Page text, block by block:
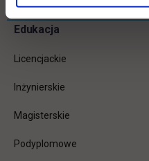
Pomiń
Informacje w stopce
Edukacja
Licencjackie
Inżynierskie
Magisterskie
Podyplomowe